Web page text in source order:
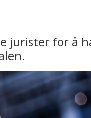
jurister for å